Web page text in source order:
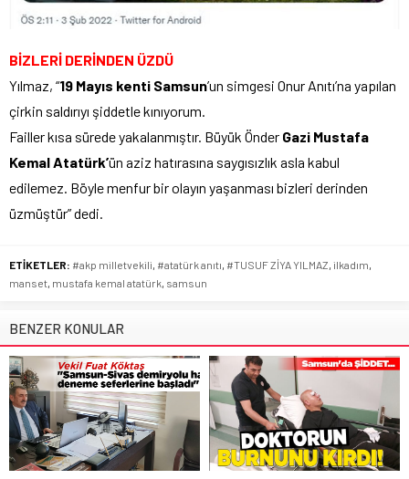
BİZLERİ DERİNDEN ÜZDÜ
Yılmaz, “19 Mayıs kenti Samsun’un simgesi Onur Anıtı’na yapılan
çirkin saldırıyı şiddetle kınıyorum.
Failler kısa sürede yakalanmıştır. Büyük Önder Gazi Mustafa
Kemal Atatürk’ün aziz hatırasına saygısızlık asla kabul
edilemez. Böyle menfur bir olayın yaşanması bizleri derinden
üzmüştür” dedi.
ETİKETLER: #akp milletvekili, #atatürk anıtı, #TUSUF ZİYA YILMAZ, ilkadım,
manset, mustafa kemal atatürk, samsun
BENZER KONULAR